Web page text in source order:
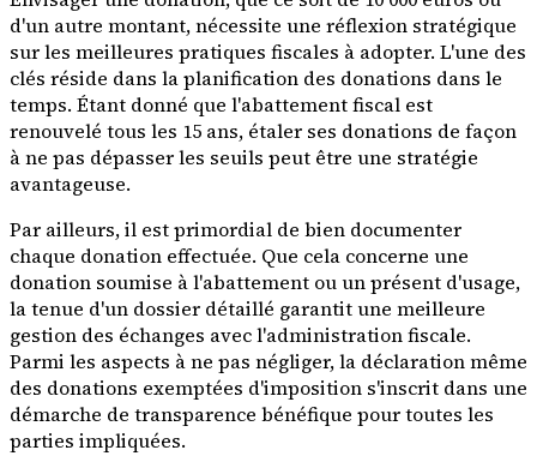
d'un autre montant, nécessite une réflexion stratégique
sur les meilleures pratiques fiscales à adopter. L'une des
clés réside dans la planification des donations dans le
temps. Étant donné que l'abattement fiscal est
renouvelé tous les 15 ans, étaler ses donations de façon
à ne pas dépasser les seuils peut être une stratégie
avantageuse.
Par ailleurs, il est primordial de bien documenter
chaque donation effectuée. Que cela concerne une
donation soumise à l'abattement ou un présent d'usage,
la tenue d'un dossier détaillé garantit une meilleure
gestion des échanges avec l'administration fiscale.
Parmi les aspects à ne pas négliger, la déclaration même
des donations exemptées d'imposition s'inscrit dans une
démarche de transparence bénéfique pour toutes les
parties impliquées.